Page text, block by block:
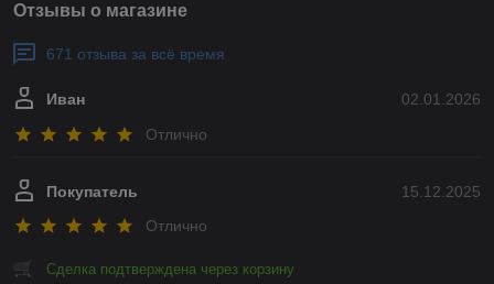
Отзывы о магазине
671 отзыва за всё время
02.01.2026
Иван
Отлично
15.12.2025
Покупатель
Отлично
Сделка подтверждена через корзину